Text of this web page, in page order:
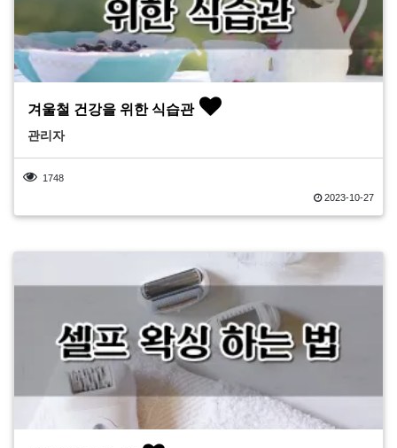
겨울철 건강을 위한 식습관
관리자
1748
2023-10-27